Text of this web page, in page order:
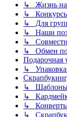
↳ Жизнь
↳
↳ Для
↳ Наши
↳
↳ Обмен
Подарочная
↳ Упаковка
↳ Шаблоны
↳
↳
↳